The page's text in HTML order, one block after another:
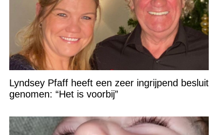
Lyndsey Pfaff heeft een zeer ingrijpend besluit
genomen: “Het is voorbij”